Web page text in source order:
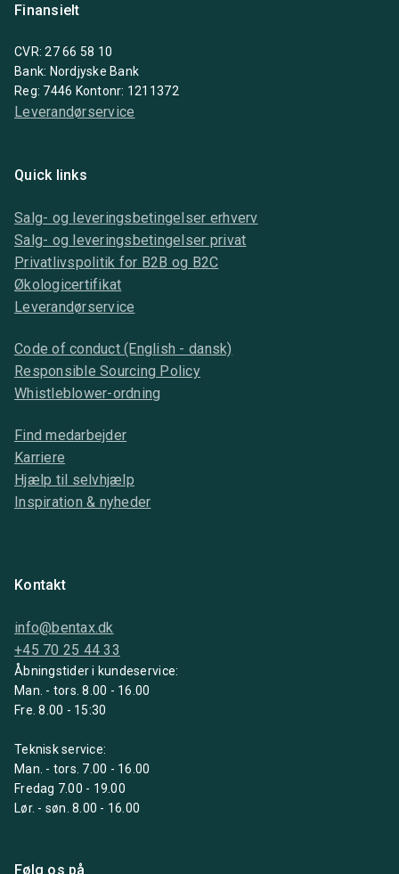
Finansielt
CVR: 27 66 58 10
Bank: Nordjyske Bank
Reg: 7446 Kontonr: 1211372
Leverandørservice
Quick links
Salg- og leveringsbetingelser erhverv
Salg- og leveringsbetingelser privat
Privatlivspolitik for B2B og B2C
Økologicertifikat
Leverandørservice
Code of conduct (English - dansk)
Responsible Sourcing Policy
Whistleblower-ordning
Find medarbejder
Karriere
Hjælp til selvhjælp
Inspiration & nyheder
Kontakt
info@bentax.dk
+45 70 25 44 33
Åbningstider i kundeservice:
Man. - tors. 8.00 - 16.00
Fre. 8.00 - 15:30
Teknisk service:
Man. - tors. 7.00 - 16.00
Fredag 7.00 - 19.00
Lør. - søn. 8.00 - 16.00
Følg os på